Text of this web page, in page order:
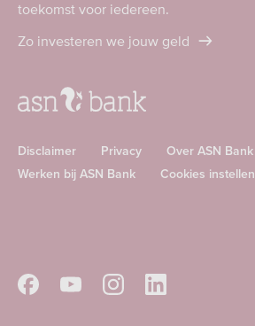
toekomst voor iedereen.
Zo investeren we jouw geld
Disclaimer Privacy
Over ASN Bank
Werken bij ASN Bank
Cookies instellen
in
in
Volg
Volg
Volg